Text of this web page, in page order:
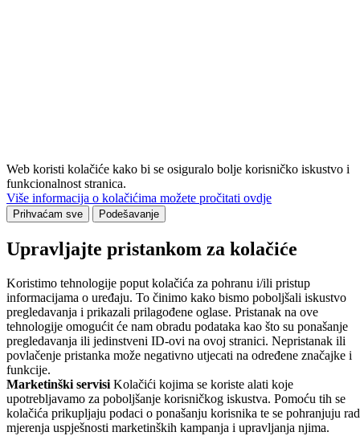
Web koristi kolačiće kako bi se osiguralo bolje korisničko iskustvo i
funkcionalnost stranica.
Više informacija o kolačićima možete pročitati ovdje
Prihvaćam sve Podešavanje
Upravljajte pristankom za kolačiće
Koristimo tehnologije poput kolačića za pohranu i/ili pristup
informacijama o uređaju. To činimo kako bismo poboljšali iskustvo
pregledavanja i prikazali prilagođene oglase. Pristanak na ove
tehnologije omogućit će nam obradu podataka kao što su ponašanje
pregledavanja ili jedinstveni ID-ovi na ovoj stranici. Nepristanak ili
povlačenje pristanka može negativno utjecati na određene značajke i
funkcije.
Marketinški servisi Kolačići kojima se koriste alati koje
upotrebljavamo za poboljšanje korisničkog iskustva. Pomoću tih se
kolačića prikupljaju podaci o ponašanju korisnika te se pohranjuju
mjerenja uspješnosti marketinških kampanja i upravljanja njima.